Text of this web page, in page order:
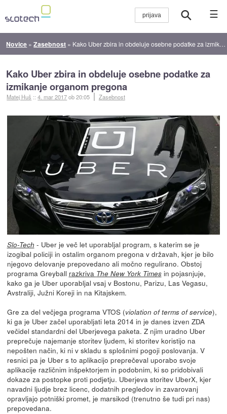
☰
Novice »Zasebnost » Kako Uber zbira in obdeluje osebne podatke za izmikanje organom pregona
Kako Uber zbira in obdeluje osebne podatke za
izmikanje organom pregona
Matej Huš ::4. mar 2017ob 20:05 Zasebnost
Slo-Tech - Uber je več let uporabljal program, s katerim se je
izogibal policiji in ostalim organom pregona v državah, kjer je bilo
njegovo delovanje prepovedano ali močno regulirano. Obstoj
programa Greyball razkriva The New York Timesin pojasnjuje,
kako ga je Uber uporabljal vsaj v Bostonu, Parizu, Las Vegasu,
Avstraliji, Južni Koreji in na Kitajskem.
Gre za del večjega programa VTOS (violation of terms of service),
ki ga je Uber začel uporabljati leta 2014 in je danes izven ZDA
večidel standardni del Uberjevega paketa. Z njim uradno Uber
preprečuje najemanje storitev ljudem, ki storitev koristijo na
nepošten način, ki ni v skladu s splošnimi pogoji poslovanja. V
resnici pa je Uber s to aplikacijo preprečeval uporabo svoje
aplikacije različnim inšpektorjem in podobnim, ki so pridobivali
dokaze za postopke proti podjetju. Uberjeva storitev UberX, kjer
navadni ljudje brez licenc, dodatnih pregledov in zavarovanj
opravljajo potniški promet, je marsikod (trenutno še tudi pri nas)
prepovedana.